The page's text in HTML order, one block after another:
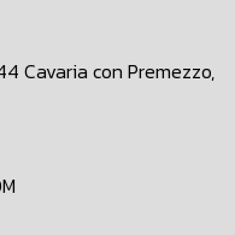
Cavaria con Premezzo,